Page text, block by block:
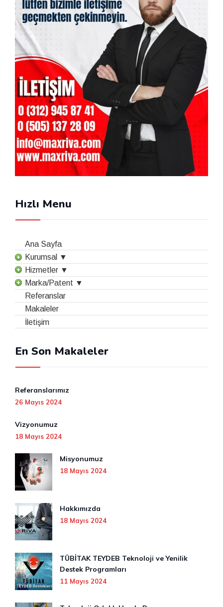
Hızlı Menu
Ana Sayfa
Kurumsal ▼
Hizmetler ▼
Marka/Patent ▼
Referanslar
Makaleler
İletişim
En Son Makaleler
Referanslarımız
26 Mayıs 2024
Vizyonumuz
18 Mayıs 2024
Misyonumuz
18 Mayıs 2024
Hakkımızda
18 Mayıs 2024
TÜBİTAK TEYDEB Teknoloji ve Yenilik
Destek Programları
11 Mayıs 2024